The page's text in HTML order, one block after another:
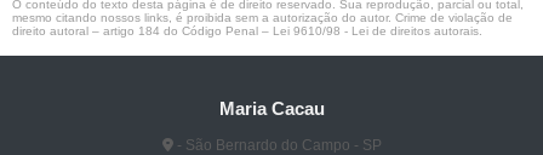
O conteúdo do texto desta página é de direito reservado. Sua reprodução, parcial ou total,
mesmo citando nossos links, é proibida sem a autorização do autor. Crime de violação de
direito autoral – artigo 184 do Código Penal – Lei 9610/98 - Lei de direitos autorais
Maria Cacau
- São Bernardo do Campo - SP